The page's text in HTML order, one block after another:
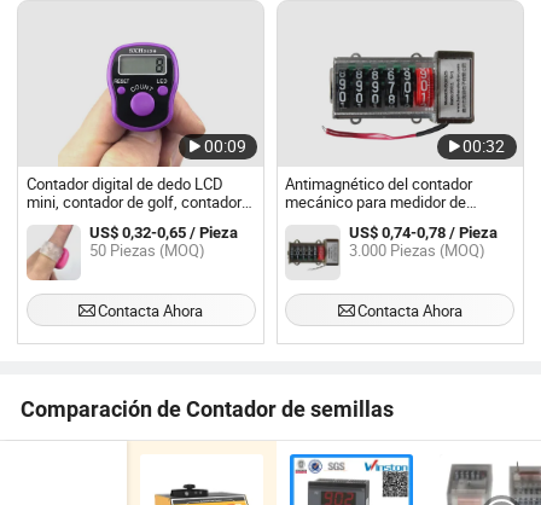
00:09
Contador digital de dedo LCD
mini, contador de golf, contador
deportivo, contador digital de
tasbih musulmánUS$ 0,32-0,65 / Pieza
50 Piezas (MOQ)
Contacta Ahora
00:32
Antimagnético del contador
mecánico para medidor de
energía con 100: 1
US$ 0,74-0,78 / Pieza
3.000 Piezas (MOQ)
Contacta Ahora
Comparación de Contador de semillas